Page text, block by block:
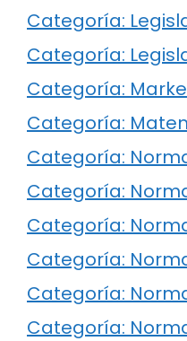
Categoría:
Categoría:
Categoría:
Categoría:
Categoría:
Categoría:
Categoría:
Categoría:
Categoría:
Categoría: